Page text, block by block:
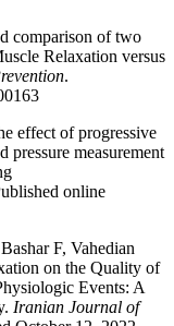
comparison of two
Relaxation versus
.
effect of progressive
pressure measurement
online
F, Vahedian
on the Quality of
Events: A
Iranian Journal of